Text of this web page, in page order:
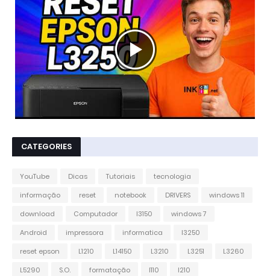
CATEGORIES
YouTube Dicas Tutoriais
tecnologia
informação
reset notebook DRIVERS
windows 11
download
Computador l3150
windows 7
Android
impressora informatica
l3250
reset epson
L1210 L14150 L3210 L3251
L3260
L5290
S.O. formatação l110
l210